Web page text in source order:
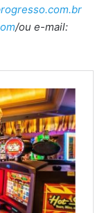
/ou e-mail: